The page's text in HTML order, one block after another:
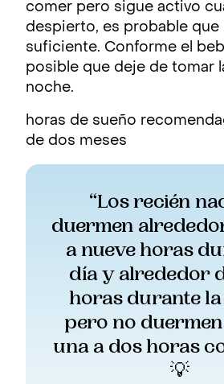
comer pero sigue activo
despierto, es probable que
suficiente. Conforme el
posible que deje de tomar
noche.
horas de sueño
de dos meses
“Los recién
duermen
a nueve horas
día y alrededor
horas durante
pero no
una a dos horas
💡